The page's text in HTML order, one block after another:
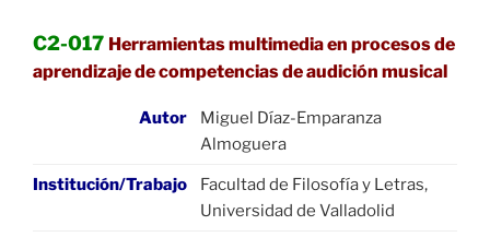
C2-017 Herramientas multimedia en procesos de
aprendizaje de competencias de audición musical
Autor
Miguel Díaz-Emparanza
Almoguera
Institución/Trabajo
Facultad de Filosofía y Letras,
Universidad de Valladolid